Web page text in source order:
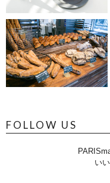
FOLLOW US
い